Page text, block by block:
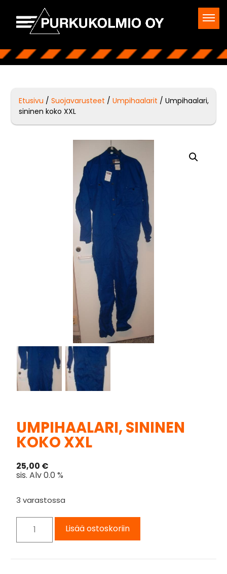
Etusivu /Suojavarusteet /Umpihaalarit / Umpihaalari,
sininen koko XXL
UMPIHAALARI, SININEN
KOKO XXL
25,00 €
sis. Alv 0.0 %
3 varastossa
Lisää ostoskoriin